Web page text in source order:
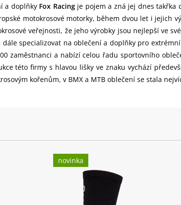
a doplňky Fox Racingje pojem a zná jej dnes takřka
motokrosové motorky, během dvou let i jejich
veřejnosti, že jeho výrobky jsou nejlepší ve
specializovat na oblečení a doplňky pro
zaměstnanci a nabízí celou řadu sportovního
této firmy s hlavou lišky ve znaku vychází
kořenům, v BMX a MTB oblečení se stala
novinka